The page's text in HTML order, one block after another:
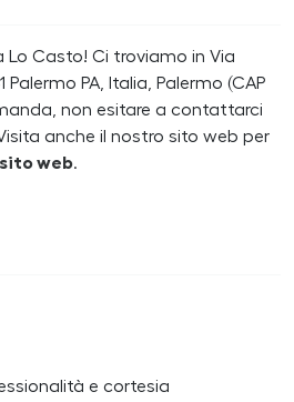
Lo Casto! Ci troviamo in Via
Palermo PA, Italia, Palermo (CAP
non esitare a contattarci
anche il nostro sito web per
sito web.
e cortesia